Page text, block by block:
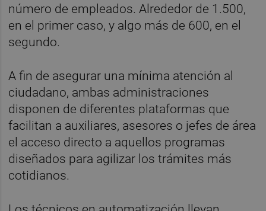
número de empleados. Alrededor de 1.500,
en el primer caso, y algo más de 600, en el
segundo.
A fin de asegurar una mínima atención al
ciudadano, ambas administraciones
disponen de diferentes plataformas que
facilitan a auxiliares, asesores o jefes de área
el acceso directo a aquellos programas
diseñados para agilizar los trámites más
cotidianos.